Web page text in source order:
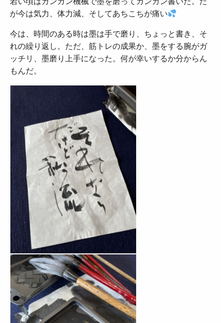
が今は気力、体力減、そしてあちこちが痛い
今は、時間のある時は墨は手で磨り、ちょっと書き、そ
れの繰り返し。ただ、筋トレの成果か、墨をする腕がガ
ッチリ、墨磨り上手になった。何が幸いするか分からん
もんだ。